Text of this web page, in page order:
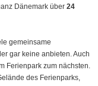
Dänemark über 24
gemeinsame
gar keine anbieten. Auch
Ferienpark zum nächsten.
des Ferienparks,